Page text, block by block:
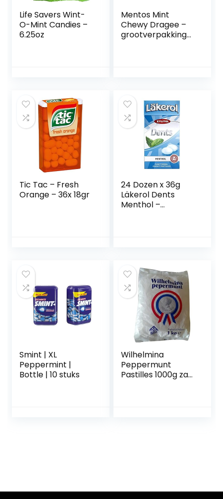
Life Savers Wint-
O-Mint Candies –
6.25oz
Mentos Mint
Chewy Dragee –
grootverpakking
Tic Tac – Fresh
Orange – 36x 18gr
24 Dozen x 36g
Läkerol Dents
Menthol –
Snoepjes –
Snoepjes
Smint | XL
Peppermint |
Bottle | 10 stuks
Wilhelmina
Peppermunt
Pastilles 1000g zak